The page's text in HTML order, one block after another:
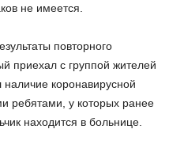
не имеется.
повторного
приехал с группой жителей
наличие коронавирусной
ребятами, у которых ранее
находится в больнице.